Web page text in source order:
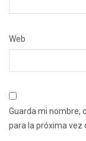
Web
Guarda mi nombre,
para la próxima vez